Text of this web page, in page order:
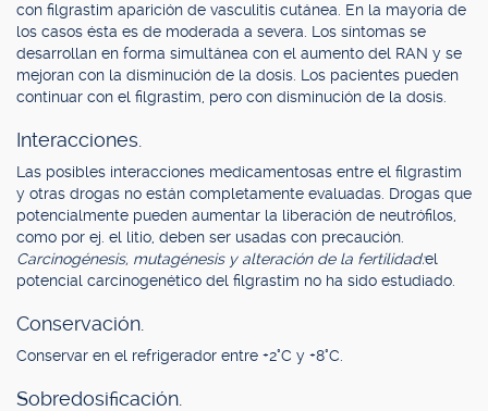
con filgrastim aparición de vasculitis cutánea. En la mayoría de
los casos ésta es de moderada a severa. Los síntomas se
desarrollan en forma simultánea con el aumento del RAN y se
mejoran con la disminución de la dosis. Los pacientes pueden
continuar con el filgrastim, pero con disminución de la dosis.
Interacciones.
Las posibles interacciones medicamentosas entre el filgrastim
y otras drogas no están completamente evaluadas. Drogas que
potencialmente pueden aumentar la liberación de neutrófilos,
como por ej. el litio, deben ser usadas con precaución.
Carcinogénesis, mutagénesis y alteración de la fertilidad:el
potencial carcinogenético del filgrastim no ha sido estudiado.
Conservación.
Conservar en el refrigerador entre +2°C y +8°C.
Sobredosificación.